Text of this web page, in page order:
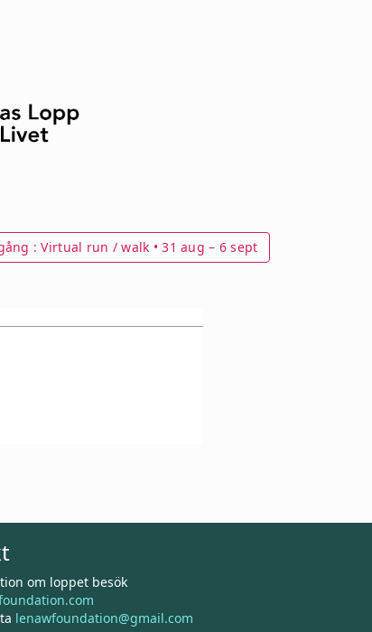
: Virtual run / walk • 31 aug – 6 sept
om loppet besök
lenawfoundation@gmail.com